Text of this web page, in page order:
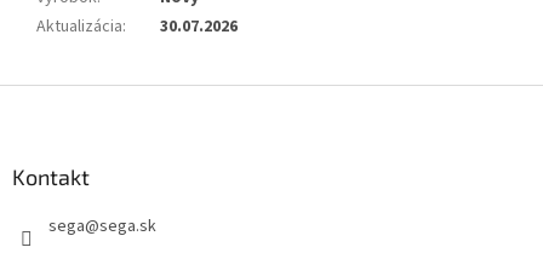
Aktualizácia: 30.07.2026
Kontakt
sega@sega.sk